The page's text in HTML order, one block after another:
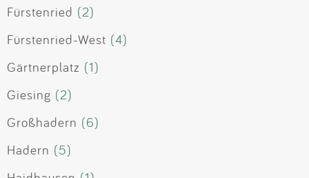
Fürstenried (2)
Fürstenried-West (4)
Gärtnerplatz (1)
Giesing (2)
Großhadern (6)
Hadern (5)